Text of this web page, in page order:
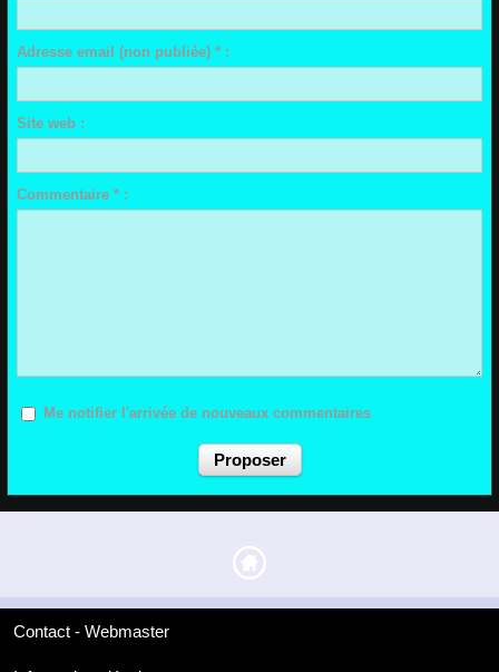
Adresse email (non publiée) * :
Site web :
Commentaire * :
Me notifier l'arrivée de nouveaux commentaires
Contact - Webmaster